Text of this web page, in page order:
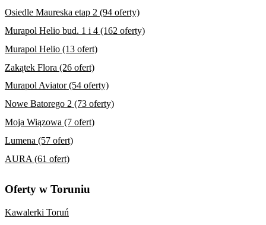
Osiedle Maureska etap 2 (94 oferty)
Murapol Helio bud. 1 i 4 (162 oferty)
Murapol Helio (13 ofert)
Zakątek Flora (26 ofert)
Murapol Aviator (54 oferty)
Nowe Batorego 2 (73 oferty)
Moja Wiązowa (7 ofert)
Lumena (57 ofert)
AURA (61 ofert)
Oferty w Toruniu
Kawalerki Toruń